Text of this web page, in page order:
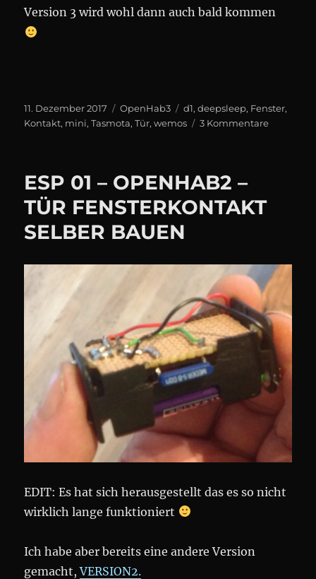
Version 3 wird wohl dann auch bald kommen
Veröffentlicht
am
11. Dezember 2017 Kategorien
OpenHab3 Schlagwörter
d1,deepsleep, Fenster,
Kontakt, mini,Tasmota,Tür,wemos 3 Kommentarezu
ESP 01 – OPENHAB2 –
TÜR FENSTERKONTAKT
SELBER BAUEN
EDIT: Es hat sich herausgestellt das es so nicht
wirklich lange funktioniert
Ich habe aber bereits eine andere Version
gemacht,VERSION2.